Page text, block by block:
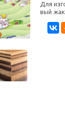
Для
вый